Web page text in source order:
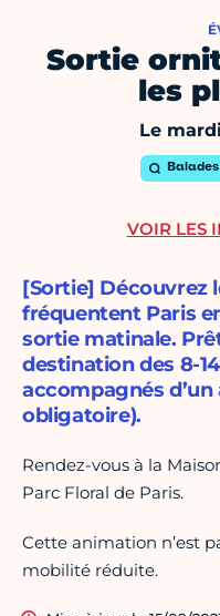
Sortie
les
Le
[Sortie] Découvrez
fréquentent Paris
sortie matinale.
destination des 8-
accompagnés
obligatoire).
Rendez-vous à la
Parc Floral de Paris.
Cette animation n’est
mobilité réduite.
VOIR LES